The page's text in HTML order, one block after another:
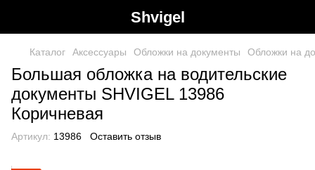
Shvigel
Каталог Аксессуары Обложки на документы Обложки на
Большая обложка на водительские
документы SHVIGEL 13986
Коричневая
Артикул: 13986 Оставить отзыв